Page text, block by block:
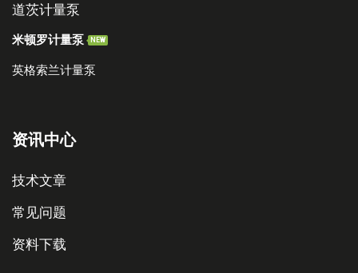
道茨计量泵
米顿罗计量泵 NEW
英格索兰计量泵
资讯中心
技术文章
常见问题
资料下载